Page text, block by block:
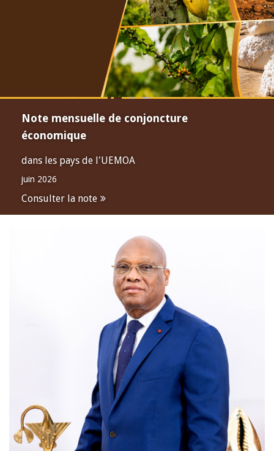
Note mensuelle de conjoncture
économique
dans les pays de l'UEMOA
juin 2026
Consulter la note